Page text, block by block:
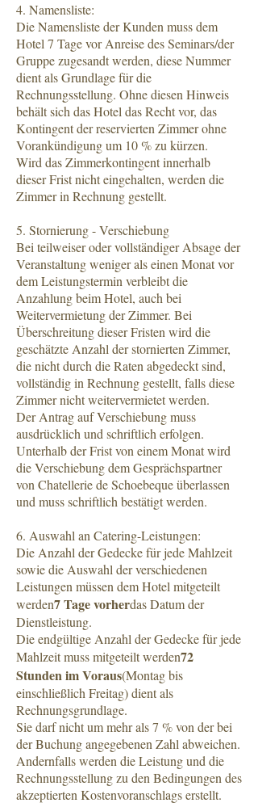
4. Namensliste:
Die Namensliste der Kunden muss dem
Hotel 7 Tage vor Anreise des Seminars/der
Gruppe zugesandt werden, diese Nummer
dient als Grundlage für die
Rechnungsstellung. Ohne diesen Hinweis
behält sich das Hotel das Recht vor, das
Kontingent der reservierten Zimmer ohne
Vorankündigung um 10 % zu kürzen.
Wird das Zimmerkontingent innerhalb
dieser Frist nicht eingehalten, werden die
Zimmer in Rechnung gestellt.
5. Stornierung - Verschiebung
Bei teilweiser oder vollständiger Absage der
Veranstaltung weniger als einen Monat vor
dem Leistungstermin verbleibt die
Anzahlung beim Hotel, auch bei
Weitervermietung der Zimmer. Bei
Überschreitung dieser Fristen wird die
geschätzte Anzahl der stornierten Zimmer,
die nicht durch die Raten abgedeckt sind,
vollständig in Rechnung gestellt, falls diese
Zimmer nicht weitervermietet werden.
Der Antrag auf Verschiebung muss
ausdrücklich und schriftlich erfolgen.
Unterhalb der Frist von einem Monat wird
die Verschiebung dem Gesprächspartner
von Chatellerie de Schoebeque überlassen
und muss schriftlich bestätigt werden.
6. Auswahl an Catering-Leistungen:
Die Anzahl der Gedecke für jede Mahlzeit
sowie die Auswahl der verschiedenen
Leistungen müssen dem Hotel mitgeteilt
werden7 Tage vorherdas Datum der
Dienstleistung.
Die endgültige Anzahl der Gedecke für jede
Mahlzeit muss mitgeteilt werden72
Stunden im Voraus(Montag bis
einschließlich Freitag) dient als
Rechnungsgrundlage.
Sie darf nicht um mehr als 7 % von der bei
der Buchung angegebenen Zahl abweichen.
Andernfalls werden die Leistung und die
Rechnungsstellung zu den Bedingungen des
akzeptierten Kostenvoranschlags erstellt.